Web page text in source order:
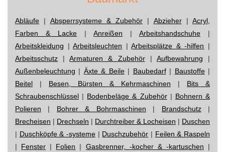
Abläufe | Absperrsysteme & Zubehör | Abzieher| Acryl,
Farben & Lacke | Anreißen | Arbeitshandschuhe |
Arbeitskleidung |Arbeitsleuchten |Arbeitsplätze & -hilfen |
Arbeitsschutz |Armaturen & Zubehör| Aufbewahrung |
Außenbeleuchtung | Äxte & Beile| Baubedarf| Baustoffe|
Beitel | Besen, Bürsten & Kehrmaschinen | Bits &
Schraubenschlüssel | Bodenbeläge & Zubehör| Bohnern &
Polieren | Bohrer & Bohrmaschinen | Brandschutz|
Brecheisen | Drechseln | Durchtreiber & Locheisen | Duschen
| Duschköpfe & -systeme | Duschzubehör | Feilen & Raspeln
| Fenster | Folien | Gasbrenner, -kocher & -kartuschen |